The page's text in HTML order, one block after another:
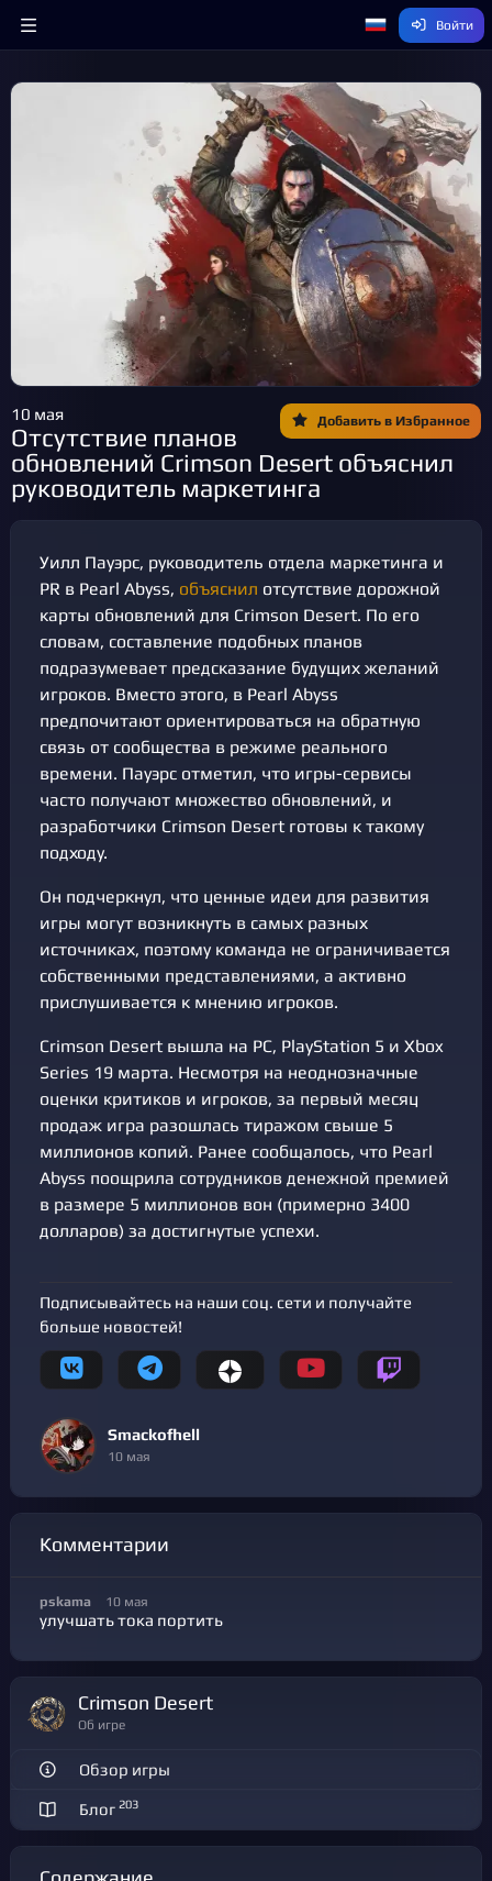
Войти
Добавить в Избранное
10 мая
Отсутствие планов
обновлений Crimson Desert объяснил
руководитель маркетинга
Уилл Пауэрс, руководитель отдела маркетинга и
PR в Pearl Abyss, объяснил отсутствие дорожной
карты обновлений для Crimson Desert. По его
словам, составление подобных планов
подразумевает предсказание будущих желаний
игроков. Вместо этого, в Pearl Abyss
предпочитают ориентироваться на обратную
связь от сообщества в режиме реального
времени. Пауэрс отметил, что игры-сервисы
часто получают множество обновлений, и
разработчики Crimson Desert готовы к такому
подходу.
Он подчеркнул, что ценные идеи для развития
игры могут возникнуть в самых разных
источниках, поэтому команда не ограничивается
собственными представлениями, а активно
прислушивается к мнению игроков.
Crimson Desert вышла на PC, PlayStation 5 и Xbox
Series 19 марта. Несмотря на неоднозначные
оценки критиков и игроков, за первый месяц
продаж игра разошлась тиражом свыше 5
миллионов копий. Ранее сообщалось, что Pearl
Abyss поощрила сотрудников денежной премией
в размере 5 миллионов вон (примерно 3400
долларов) за достигнутые успехи.
Подписывайтесь на наши соц. сети и получайте
больше новостей!
Smackofhell
10 мая
Комментарии
pskama 10 мая
улучшать тока портить
Crimson Desert
Об игре
Обзор игры
Блог 203